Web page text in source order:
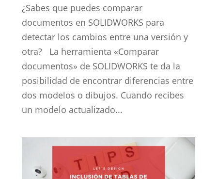
¿Sabes que puedes comparar
documentos en SOLIDWORKS para
detectar los cambios entre una versión y
otra? La herramienta «Comparar
documentos» de SOLIDWORKS te da la
posibilidad de encontrar diferencias entre
dos modelos o dibujos. Cuando recibes
un modelo actualizado...